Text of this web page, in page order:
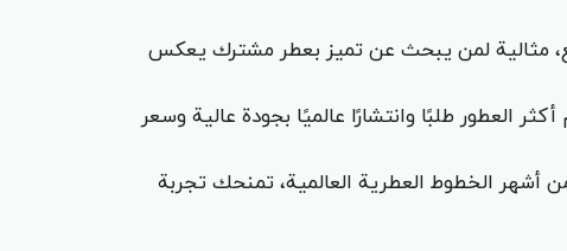
مثالية لمن يبحث عن تميز بعطر مشترك يعكس
العطور طلبًا وانتشارًا عالميًا بجودة عالية وسعر
أشهر الخطوط العطرية العالمية، تمنحك تجربة